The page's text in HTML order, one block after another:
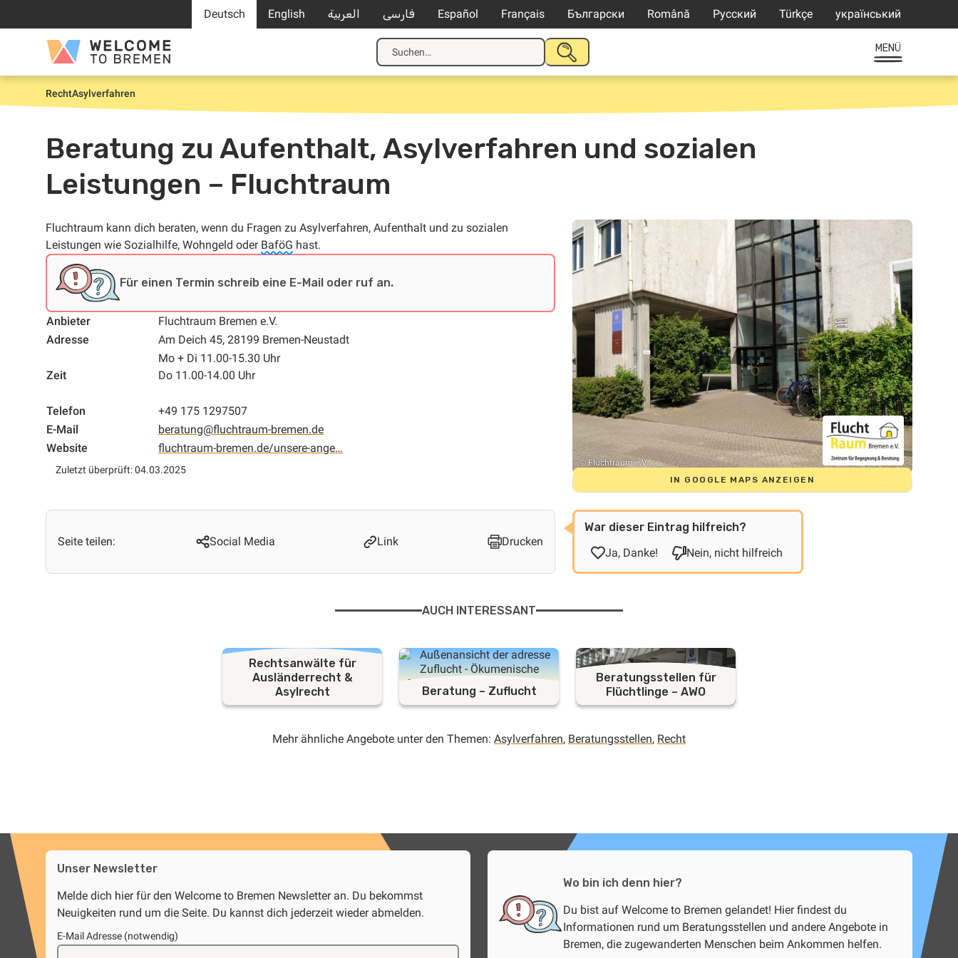
Deutsch English العربية فارسی Español Français Български Română Русский Türkçe український
Welcome
to
Bremen
Suche
nach:
SUCHE
MENÜ
Start
RechtAsylverfahren
Beratung zu Aufenthalt, Asylverfahren und sozialen
Leistungen – Fluchtraum
Fluchtraum kann dich beraten, wenn du Fragen zu Asylverfahren, Aufenthalt und zu sozialen
Leistungen wie Sozialhilfe, Wohngeld oder BaföG hast.
Für einen Termin schreib eine E-Mail oder ruf an.
Anbieter
Fluchtraum Bremen e.V.
Adresse
Am Deich 45, 28199 Bremen-Neustadt
Zeit
Mo + Di 11.00-15.30 Uhr
Do 11.00-14.00 Uhr
Telefon
+49 175 1297507
E-Mail
beratung@fluchtraum-bremen.de
Website
fluchtraum-bremen.de/unsere-ange…
Zuletzt überprüft: 04.03.2025
© Fluchtraum e.V.
IN GOOGLE MAPS ANZEIGEN
Seite teilen: Social Media Link Drucken
War dieser Eintrag hilfreich?
Ja, Danke!
Nein, nicht hilfreich
AUCH INTERESSANT
Rechtsanwälte für
Ausländerrecht &
Asylrecht
Beratung – Zuflucht
Beratungsstellen für
Flüchtlinge – AWO
Mehr ähnliche Angebote unter den Themen: Asylverfahren, Beratungsstellen, Recht
Unser Newsletter
Melde dich hier für den Welcome to Bremen Newsletter an. Du bekommst
Neuigkeiten rund um die Seite. Du kannst dich jederzeit wieder abmelden.
E-Mail Adresse (notwendig)
Wo bin ich denn hier?
Du bist auf Welcome to Bremen gelandet! Hier findest du
Informationen rund um Beratungsstellen und andere Angebote in
Bremen, die zugewanderten Menschen beim Ankommen helfen.